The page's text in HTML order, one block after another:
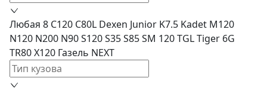
Любая 8 C120 C80L Dexen Junior K7.5 Kadet M120
N120 N200 N90S120S35S85SM 120TGLTiger 6G
TR80X120 Газель NEXT